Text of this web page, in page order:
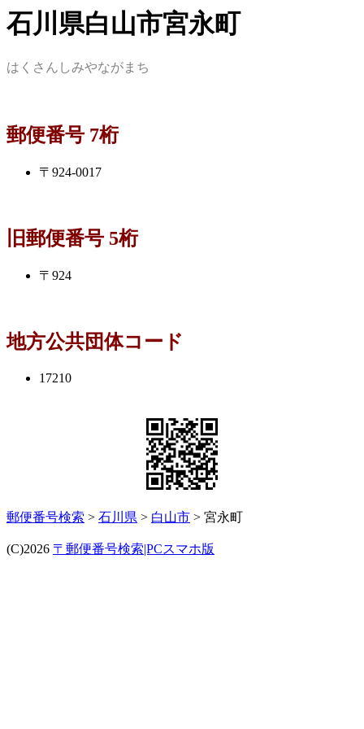
石川県白山市宮永町
はくさんしみやながまち
郵便番号 7桁
〒924-0017
旧郵便番号 5桁
〒924
地方公共団体コード
17210
郵便番号検索 > 石川県 > 白山市 > 宮永町
(C)2026 〒郵便番号検索|PCスマホ版